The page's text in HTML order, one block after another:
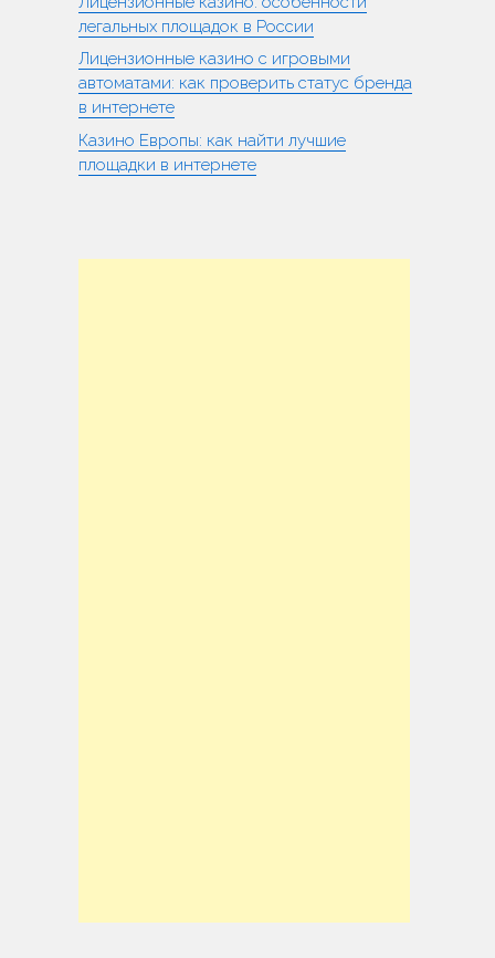
легальных площадок в России
Лицензионные казино с игровыми
автоматами: как проверить статус бренда
в интернете
Казино Европы: как найти лучшие
площадки в интернете